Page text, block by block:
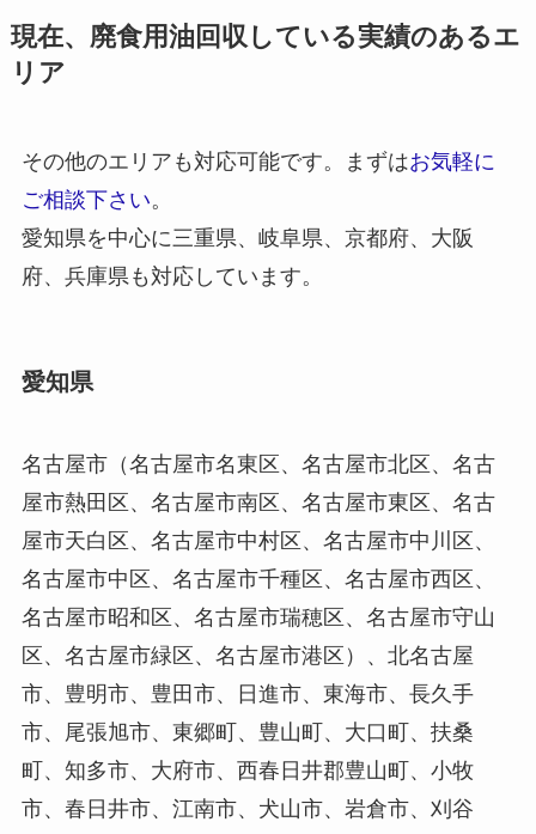
現在、廃食用油回収している実績のあるエ
リア
その他のエリアも対応可能です。まずはお気軽に
ご相談下さい。
愛知県を中心に三重県、岐阜県、京都府、大阪
府、兵庫県も対応しています。
愛知県
名古屋市（名古屋市名東区、名古屋市北区、名古
屋市熱田区、名古屋市南区、名古屋市東区、名古
屋市天白区、名古屋市中村区、名古屋市中川区、
名古屋市中区、名古屋市千種区、名古屋市西区、
名古屋市昭和区、名古屋市瑞穂区、名古屋市守山
区、名古屋市緑区、名古屋市港区）、北名古屋
市、豊明市、豊田市、日進市、東海市、長久手
市、尾張旭市、東郷町、豊山町、大口町、扶桑
町、知多市、大府市、西春日井郡豊山町、小牧
市、春日井市、江南市、犬山市、岩倉市、刈谷